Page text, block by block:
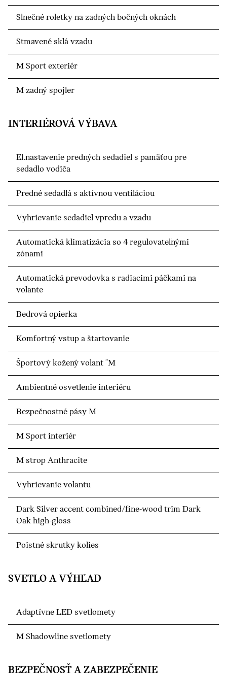
Slnečné roletky na zadných bočných oknách
Stmavené sklá vzadu
M Sport exteriér
M zadný spojler
INTERIÉROVÁ VÝBAVA
El.nastavenie predných sedadiel s pamäťou pre
sedadlo vodiča
Predné sedadlá s aktívnou ventiláciou
Vyhrievanie sedadiel vpredu a vzadu
Automatická klimatizácia so 4 regulovateľnými
zónami
Automatická prevodovka s radiacimi páčkami na
volante
Bedrová opierka
Komfortný vstup a štartovanie
Športový kožený volant "M
Ambientné osvetlenie interiéru
Bezpečnostné pásy M
M Sport interiér
M strop Anthracite
Vyhrievanie volantu
Dark Silver accent combined/fine-wood trim Dark
Oak high-gloss
Poistné skrutky kolies
SVETLO A VÝHĽAD
Adaptívne LED svetlomety
M Shadowline svetlomety
BEZPEČNOSŤ A ZABEZPEČENIE